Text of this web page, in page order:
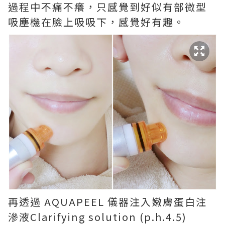
過程中不痛不癢，只感覺到好似有部微型
吸塵機在臉上吸吸下，感覺好有趣。
再透過 AQUAPEEL 儀器注入嫩膚蛋白注
滲液Clarifying solution (p.h.4.5)